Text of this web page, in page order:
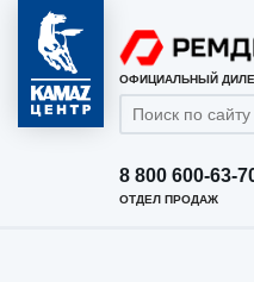
ОФИЦИАЛЬНЫЙ
8 800 600-63-
ОТДЕЛ ПРОДАЖ